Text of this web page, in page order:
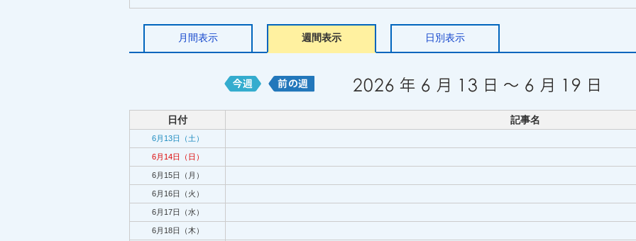
月間表示 週間表示 日別表示
日付 記事名
6月13日（土）
6月14日（日）
6月15日（月）
6月16日（火）
6月17日（水）
6月18日（木）